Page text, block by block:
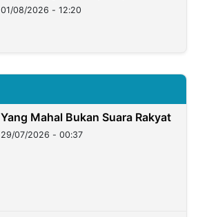
01/08/2026 - 12:20
Yang Mahal Bukan Suara Rakyat
29/07/2026 - 00:37